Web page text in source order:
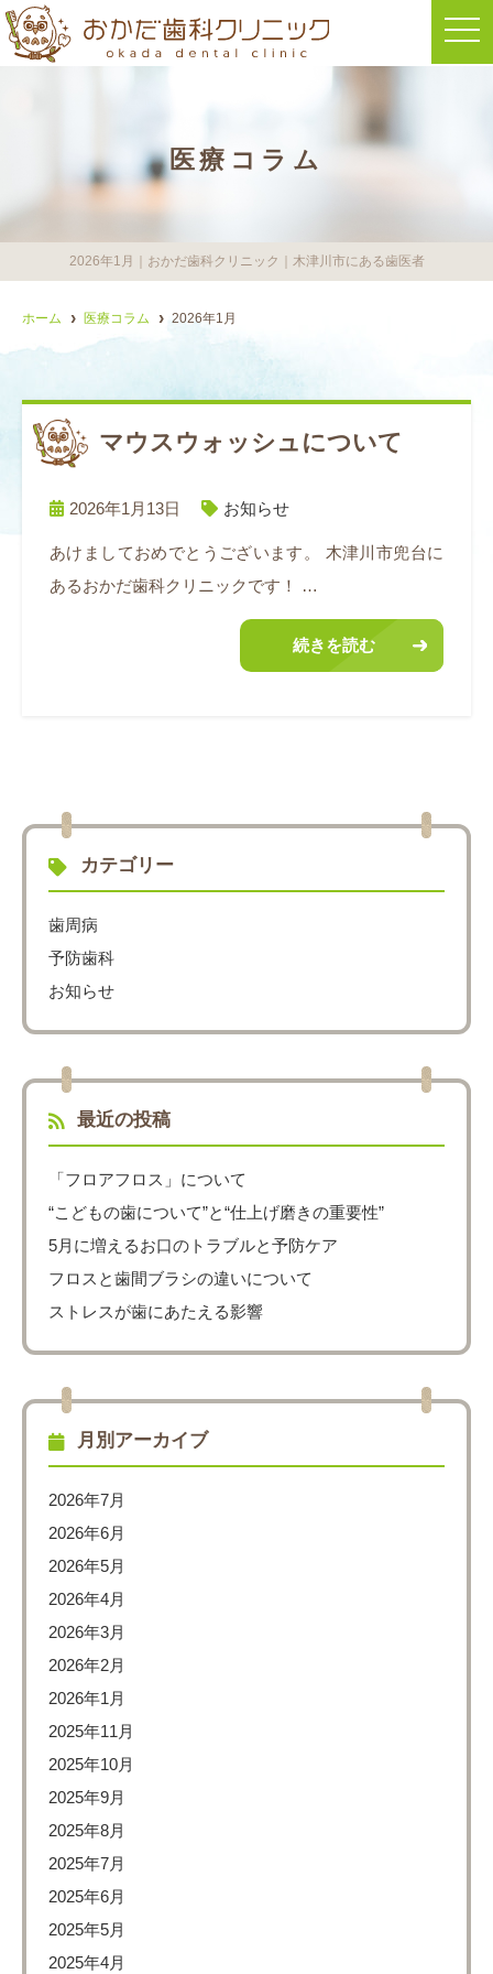
医療コラム
2026年1月｜おかだ歯科クリニック｜木津川市にある歯医者
t
o
ホーム 医療コラム 2026年1月
マウスウォッシュについて
2026年1月13日 お知らせ
あけましておめでとうございます。 木津川市兜台に
あるおかだ歯科クリニックです！ …
続きを読む
カテゴリー
歯周病
予防歯科
お知らせ
最近の投稿
「フロアフロス」について
“こどもの歯について”と“仕上げ磨きの重要性”
5月に増えるお口のトラブルと予防ケア
フロスと歯間ブラシの違いについて
ストレスが歯にあたえる影響
月別アーカイブ
2026年7月
2026年6月
2026年5月
2026年4月
2026年3月
2026年2月
2026年1月
2025年11月
2025年10月
2025年9月
2025年8月
2025年7月
2025年6月
2025年5月
2025年4月